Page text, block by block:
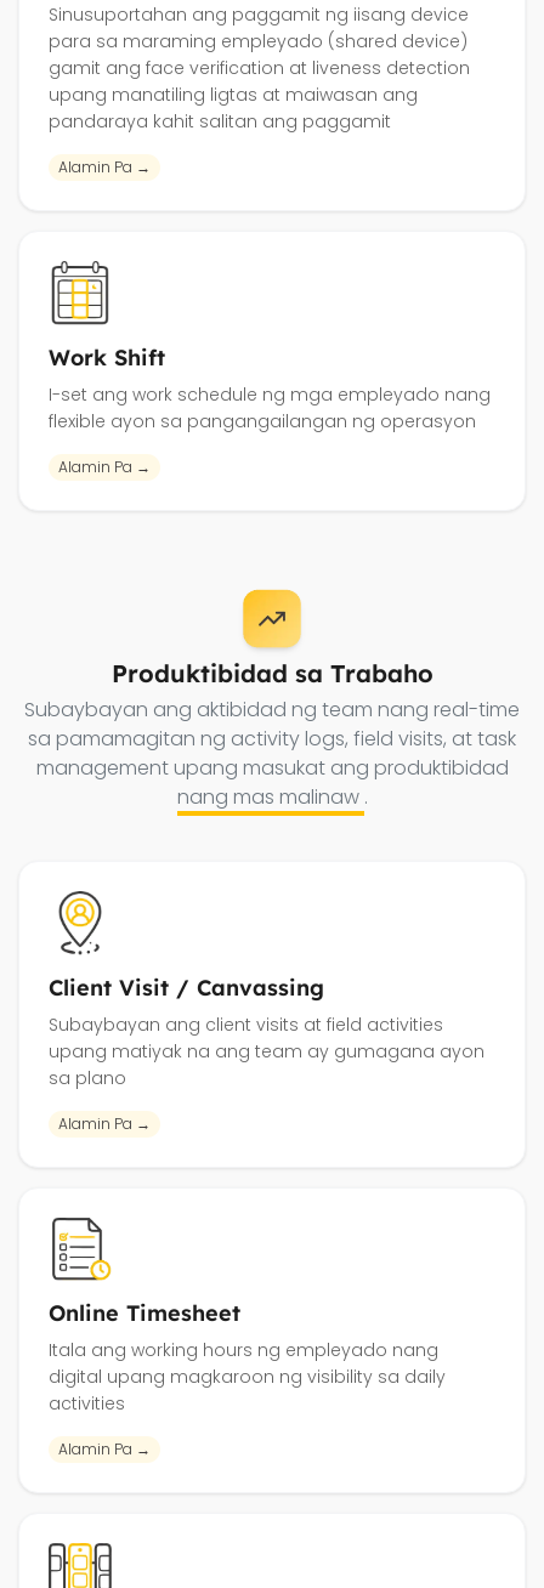
Sinusuportahan ang paggamit ng iisang device
para sa maraming empleyado (shared device)
gamit ang face verification at liveness detection
upang manatiling ligtas at maiwasan ang
pandaraya kahit salitan ang paggamit
Alamin Pa →
Work Shift
I-set ang work schedule ng mga empleyado nang
flexible ayon sa pangangailangan ng operasyon
Alamin Pa →
Produktibidad sa Trabaho
Subaybayan ang aktibidad ng team nang real-time
sa pamamagitan ng activity logs, field visits, at task
management upang masukat ang produktibidad
nang mas malinaw .
Client Visit / Canvassing
Subaybayan ang client visits at field activities
upang matiyak na ang team ay gumagana ayon
sa plano
Alamin Pa →
Online Timesheet
Itala ang working hours ng empleyado nang
digital upang magkaroon ng visibility sa daily
activities
Alamin Pa →